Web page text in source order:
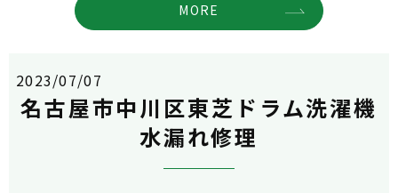
MORE
2023/07/07
名古屋市中川区東芝ドラム洗濯機
水漏れ修理